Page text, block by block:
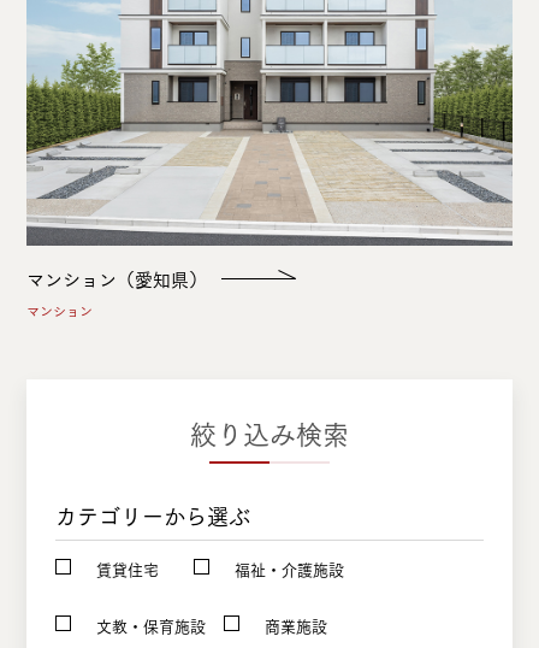
マンション（愛知県）
マンション
絞り込み検索
カテゴリーから選ぶ
賃貸住宅 福祉・介護施設
文教・保育施設 商業施設